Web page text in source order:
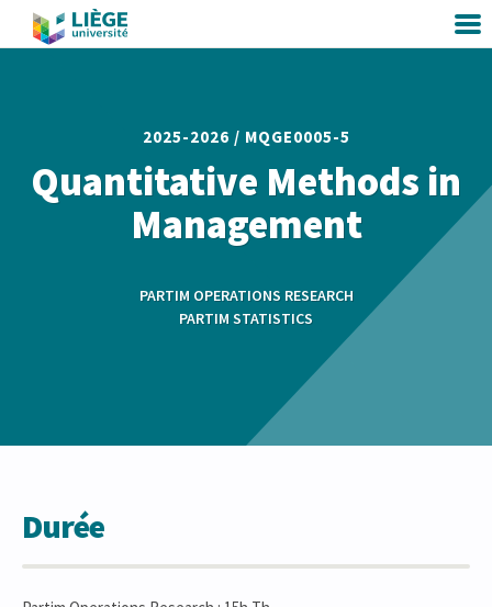
2025-2026 / MQGE0005-5
Quantitative Methods in
Management
PARTIM OPERATIONS RESEARCH
PARTIM STATISTICS
Durée